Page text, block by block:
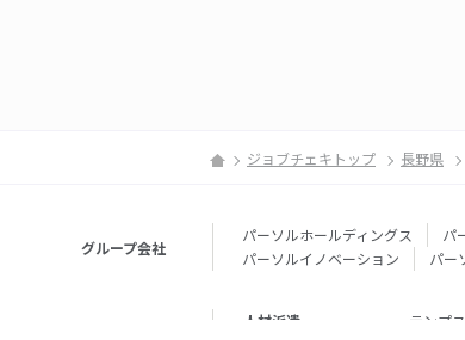
ジョブチェキトップ 長野県
グループ会社
パーソルホールディングス パ
パーソルイノベーション
パー
人材派遣 テンプ